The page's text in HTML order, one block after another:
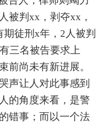
被判xx，剥夺xx，
徒刑x年，2人被判
三名被告要求上
前尚未有新进展。
声让人对此事感到
的角度来看，是警
错事；而以一个法